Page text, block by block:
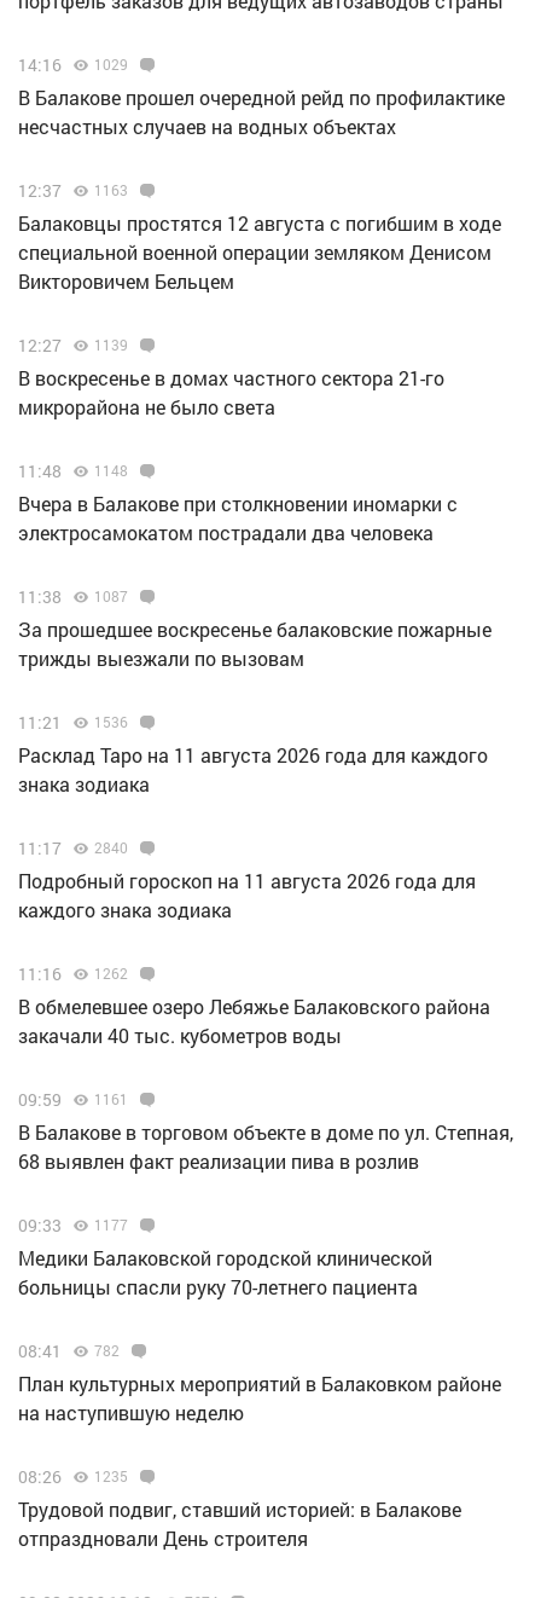
14:16 1029
В Балакове прошел очередной рейд по профилактике
несчастных случаев на водных объектах
12:37 1163
Балаковцы простятся 12 августа с погибшим в ходе
специальной военной операции земляком Денисом
Викторовичем Бельцем
12:27 1139
В воскресенье в домах частного сектора 21-го
микрорайона не было света
11:48 1148
Вчера в Балакове при столкновении иномарки с
электросамокатом пострадали два человека
11:38 1087
За прошедшее воскресенье балаковские пожарные
трижды выезжали по вызовам
11:21 1536
Расклад Таро на 11 августа 2026 года для каждого
знака зодиака
11:17 2840
Подробный гороскоп на 11 августа 2026 года для
каждого знака зодиака
11:16 1262
В обмелевшее озеро Лебяжье Балаковского района
закачали 40 тыс. кубометров воды
09:59 1161
В Балакове в торговом объекте в доме по ул. Степная,
68 выявлен факт реализации пива в розлив
09:33 1177
Медики Балаковской городской клинической
больницы спасли руку 70-летнего пациента
08:41 782
План культурных мероприятий в Балаковком районе
на наступившую неделю
08:26 1235
Трудовой подвиг, ставший историей: в Балакове
отпраздновали День строителя